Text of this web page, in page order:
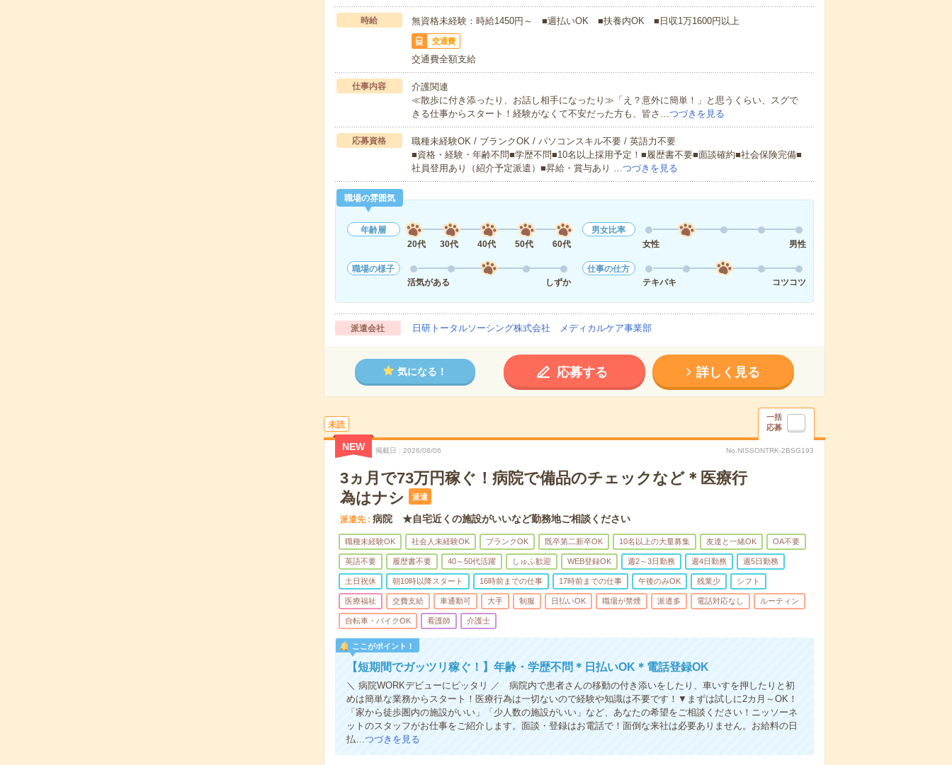
時給 無資格未経験：時給1450円～ ■週払いOK ■扶養内OK ■日収1万1600円以上
交通費
交通費全額支給
仕事内容
介護関連
≪散歩に付き添ったり、お話し相手になったり≫「え？意外に簡単！」と思うくらい、スグで
きる仕事からスタート！経験がなくて不安だった方も、皆さ…つづきを見る
応募資格
職種未経験OK / ブランクOK / パソコンスキル不要 / 英語力不要
■資格・経験・年齢不問■学歴不問■10名以上採用予定！■履歴書不要■面談確約■社会保険完備■
社員登用あり（紹介予定派遣）■昇給・賞与あり …つづきを見る
職場の雰囲気
年齢層
20代
30代 40代 50代 60代
男女比率
女性
男性
職場の様子
活気がある
しずか
仕事の仕方
テキパキ
コツコツ
派遣会社 日研トータルソーシング株式会社 メディカルケア事業部
気になる！ 応募する 詳しく見る
未読
一括
応募
NEW 掲載日 2026/08/06 No.NISSONTRK-2BSG193
3ヵ月で73万円稼ぐ！病院で備品のチェックなど＊医療行
為はナシ
派遣
派遣先 病院 ★自宅近くの施設がいいなど勤務地ご相談ください
職種未経験OK 社会人未経験OK ブランクOK 既卒第二新卒OK 10名以上の大量募集 友達と一緒OK OA不要
英語不要 履歴書不要 40～50代活躍 しゅふ歓迎 WEB登録OK 週2～3日勤務 週4日勤務 週5日勤務
土日祝休 朝10時以降スタート 16時前までの仕事 17時前までの仕事 午後のみOK 残業少 シフト
医療福祉 交費支給 車通勤可 大手 制服 日払いOK 職場が禁煙 派遣多 電話対応なし ルーティン
自転車・バイクOK 看護師 介護士
ここがポイント！
【短期間でガッツリ稼ぐ！】年齢・学歴不問＊日払いOK＊電話登録OK
＼ 病院WORKデビューにピッタリ ／ 病院内で患者さんの移動の付き添いをしたり、車いすを押したりと初
めは簡単な業務からスタート！医療行為は一切ないので経験や知識は不要です！▼まずは試しに2カ月～OK！
「家から徒歩圏内の施設がいい」「少人数の施設がいい」など、あなたの希望をご相談ください！ニッソーネ
ットのスタッフがお仕事をご紹介します。面談・登録はお電話で！面倒な来社は必要ありません。お給料の日
払…つづきを見る